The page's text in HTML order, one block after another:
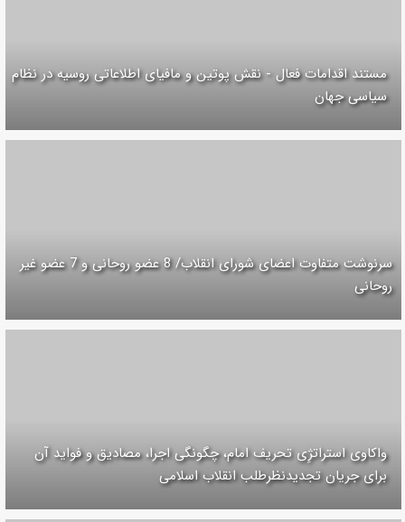
مستند اقدامات فعال - نقش پوتین و مافیای‌ اطلاعاتی روسیه در نظام
سیاسی جهان
سرنوشت متفاوت اعضای شورای انقلاب/ 8 عضو روحانی و 7 عضو غیر
روحانی
واکاوی استراتژِی تحریف امام، چگونگی اجرا، مصادیق و فواید آن
برای جریان تجدیدنظرطلب انقلاب اسلامی